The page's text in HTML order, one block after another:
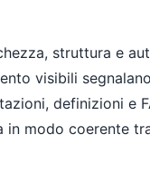
struttura e
visibili
definizioni e
modo coerente